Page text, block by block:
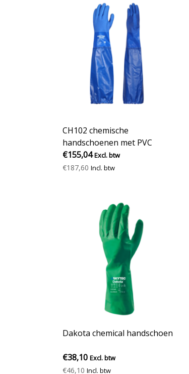
CH102 chemische
handschoenen met PVC
coating
€155,04 Excl. btw
€187,60 Incl. btw
Dakota chemical handschoen
€38,10 Excl. btw
€46,10 Incl. btw